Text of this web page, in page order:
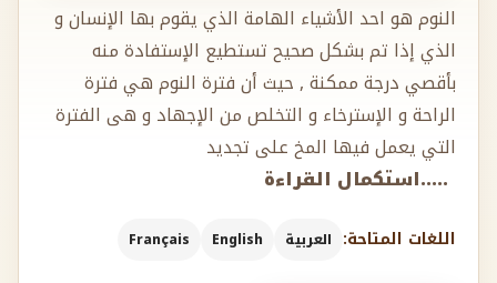
النوم هو احد الأشياء الهامة الذي يقوم بها الإنسان و
الذي إذا تم بشكل صحيح تستطيع الإستفادة منه
بأقصي درجة ممكنة , حيث أن فترة النوم هي فترة
الراحة و الإسترخاء و التخلص من الإجهاد و هى الفترة
التي يعمل فيها المخ على تجديد
.....استكمال القراءة
اللغات المتاحة: العربية English
Français